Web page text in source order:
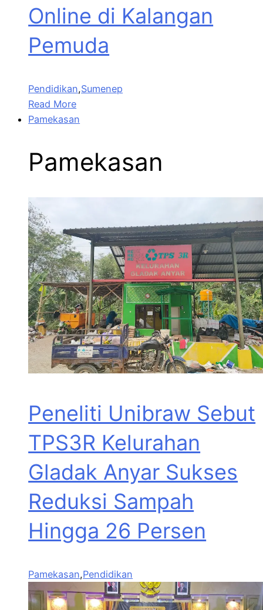
Online di Kalangan
Pemuda
Pendidikan,Sumenep
Read More
Pamekasan
Pamekasan
Peneliti Unibraw Sebut
TPS3R Kelurahan
Gladak Anyar Sukses
Reduksi Sampah
Hingga 26 Persen
Pamekasan,Pendidikan